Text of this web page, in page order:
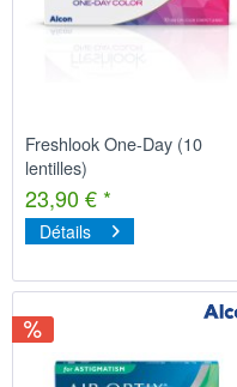
Freshlook One-Day (10
lentilles)
23,90 € *
Détails